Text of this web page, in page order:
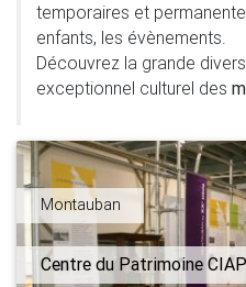
temporaires et
enfants, les évènements.
Découvrez la grande
exceptionnel culturel des
Montauban
Centre du Patrimoine CIAP